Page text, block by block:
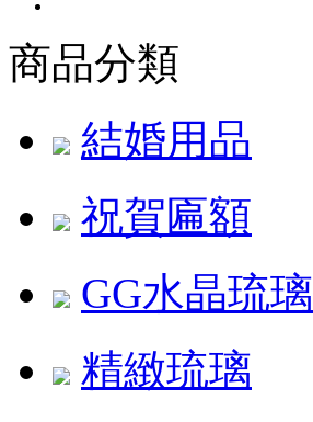
商品分類
結婚用品
祝賀匾額
GG水晶琉璃
精緻琉璃